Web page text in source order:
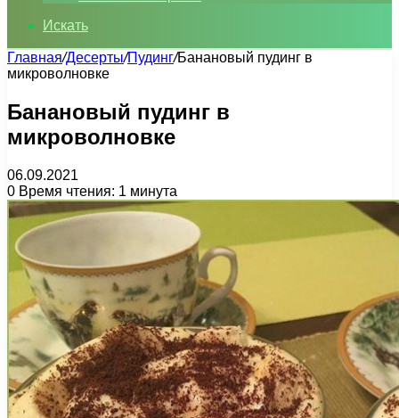
Искать
Главная/Десерты/Пудинг/Банановый пудинг в
микроволновке
Банановый пудинг в
микроволновке
06.09.2021
0 Время чтения: 1 минута